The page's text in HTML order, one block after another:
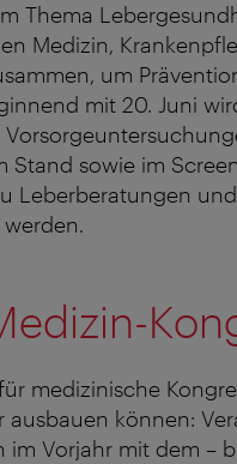
Thema
Medizin,
um
mit 20. Juni
sowie im
Leberberatungen
medizinische
können:
Vorjahr mit dem –